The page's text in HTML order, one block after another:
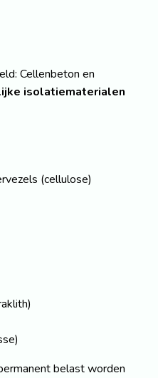
Cellenbeton en
isolatiematerialen
(cellulose)
belast worden